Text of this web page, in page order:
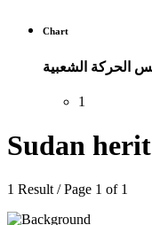
Chart
الحركة الشعبية
1
Sudan
1 Result / Page 1 of 1